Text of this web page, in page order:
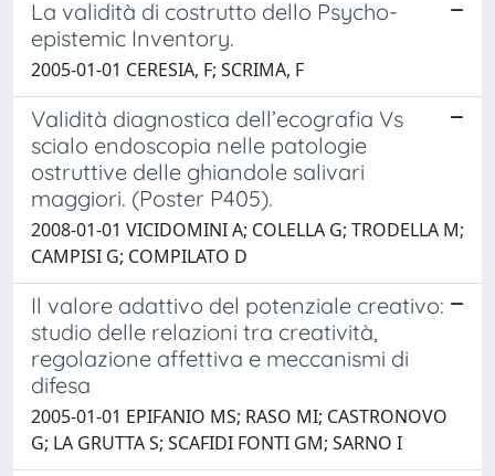
La validità di costrutto dello Psycho-
epistemic Inventory.
2005-01-01 CERESIA, F; SCRIMA, F
Validità diagnostica dell’ecografia Vs
scialo endoscopia nelle patologie
ostruttive delle ghiandole salivari
maggiori. (Poster P405).
2008-01-01 VICIDOMINI A; COLELLA G; TRODELLA M;
CAMPISI G; COMPILATO D
Il valore adattivo del potenziale creativo:
studio delle relazioni tra creatività,
regolazione affettiva e meccanismi di
difesa
2005-01-01 EPIFANIO MS; RASO MI; CASTRONOVO
G; LA GRUTTA S; SCAFIDI FONTI GM; SARNO I